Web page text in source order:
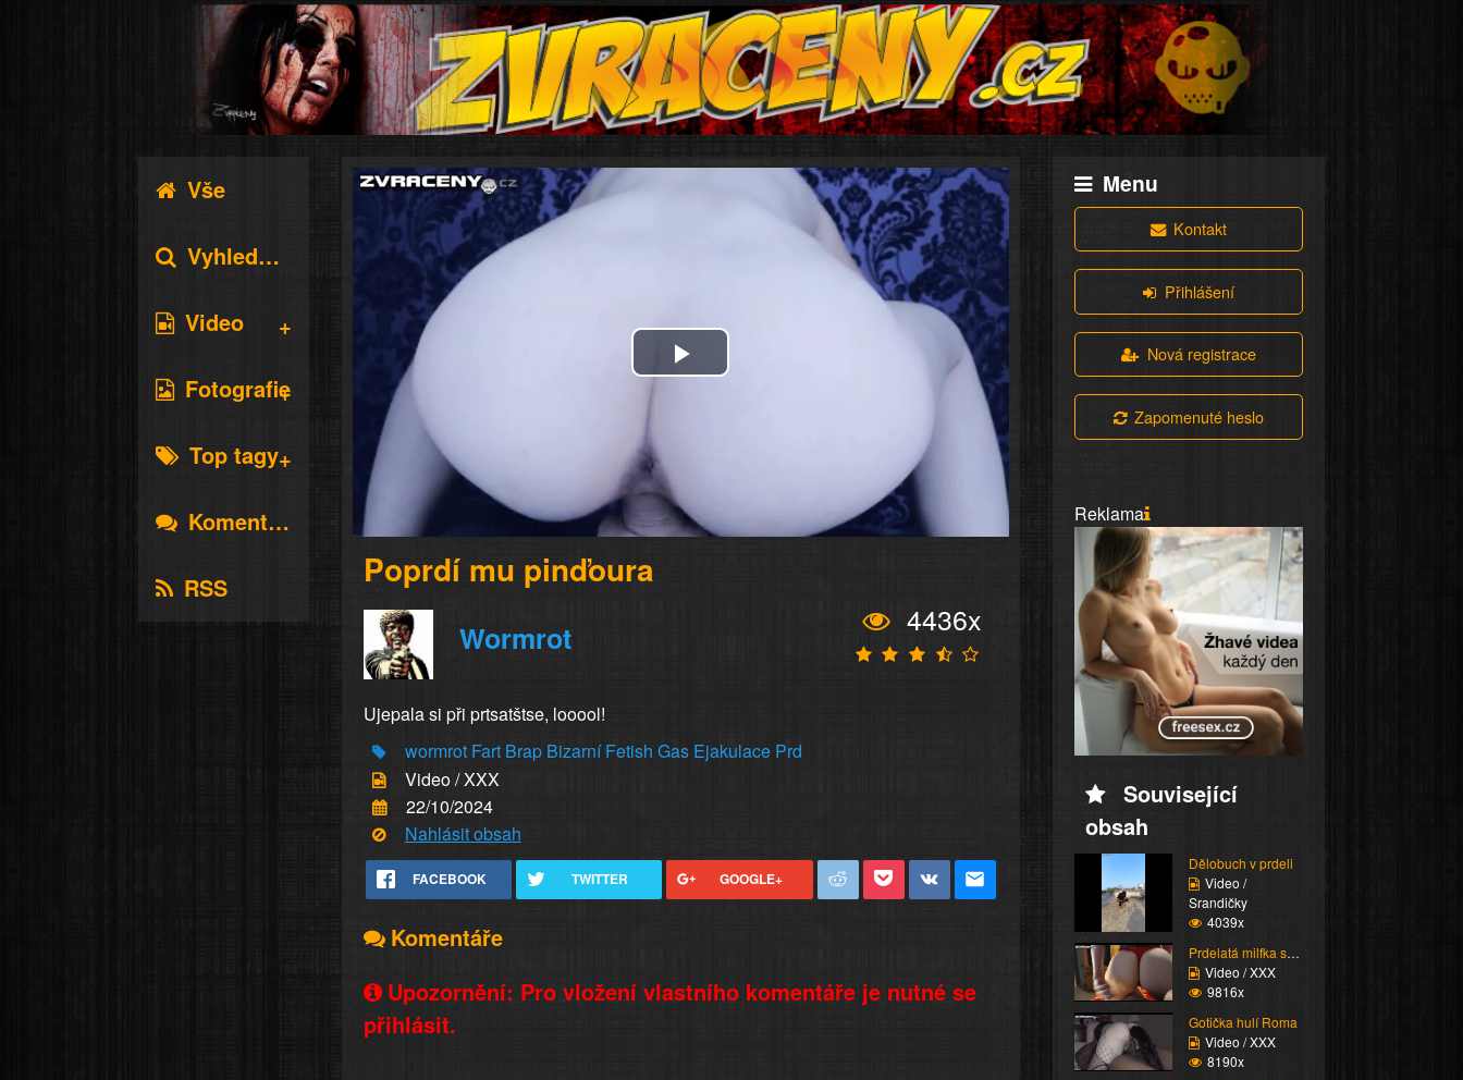
Vše
Vyhledávání
Video
Fotografie
Top tagy
Komentáře
RSS
Play
Poprdí mu pinďoura
Wormrot
4436x
Ujepala si při prtsatštse, looool!
wormrot Fart Brap Bizarní Fetish Gas Ejakulace Prd
Video / XXX
22/10/2024
Nahlásit obsah
FACEBOOK TWITTER GOOGLE+
Komentáře
Upozornění: Pro vložení vlastního komentáře je nutné se
přihlásit.
Menu
Kontakt
Přihlášení
Nová registrace
Zapomenuté heslo
Reklama
Související
obsah
Dělobuch v prdeli
Video /
Srandičky
4039x
Prdelatá milfka si ose...
Video / XXX
9816x
Gotička hulí Roma
Video / XXX
8190x